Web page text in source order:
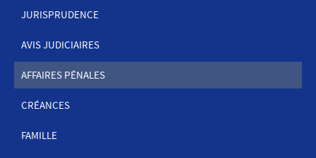
MENU
DE
NAVIGATION
JURISPRUDENCE
AVIS JUDICIAIRES
AFFAIRES PÉNALES
CRÉANCES
FAMILLE